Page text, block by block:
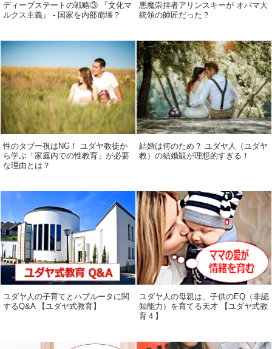
ディープステートの戦略③ 『文化マ
ルクス主義』 - 国家を内部崩壊？
悪魔崇拝者アリンスキーが オバマ大
統領の師匠だった？
性のタブー視はNG！ ユダヤ教徒か
ら学ぶ「家庭内での性教育」が必要
な理由とは？
結婚は何のため？ ユダヤ人（ユダヤ
教）の結婚観が理想的すぎる！
ユダヤ人の子育てとハブルータに関
するQ&A 【ユダヤ式教育】
ユダヤ人の母親は、子供のEQ（非認
知能力）を育てる天才 【ユダヤ式教
育４】